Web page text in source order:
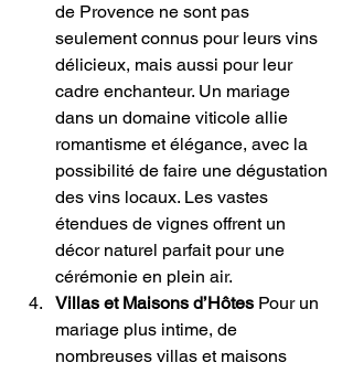
de Provence ne sont pas
seulement connus pour leurs vins
délicieux, mais aussi pour leur
cadre enchanteur. Un mariage
dans un domaine viticole allie
romantisme et élégance, avec la
possibilité de faire une dégustation
des vins locaux. Les vastes
étendues de vignes offrent un
décor naturel parfait pour une
cérémonie en plein air.
Villas et Maisons d’Hôtes Pour un
mariage plus intime, de
nombreuses villas et maisons